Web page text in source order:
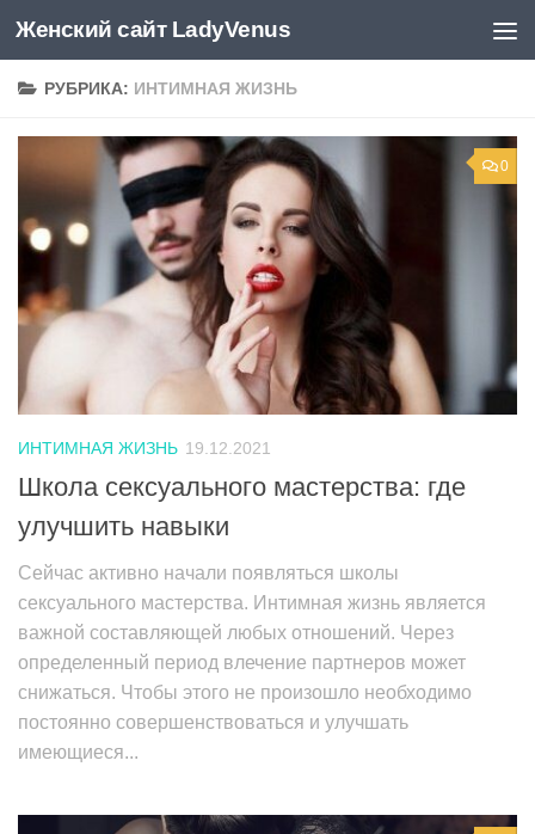
Skip to content
Женский сайт LadyVenus
РУБРИКА: ИНТИМНАЯ ЖИЗНЬ
0
ИНТИМНАЯ ЖИЗНЬ 19.12.2021
Школа сексуального мастерства: где
улучшить навыки
Сейчас активно начали появляться школы
сексуального мастерства. Интимная жизнь является
важной составляющей любых отношений. Через
определенный период влечение партнеров может
снижаться. Чтобы этого не произошло необходимо
постоянно совершенствоваться и улучшать
имеющиеся...